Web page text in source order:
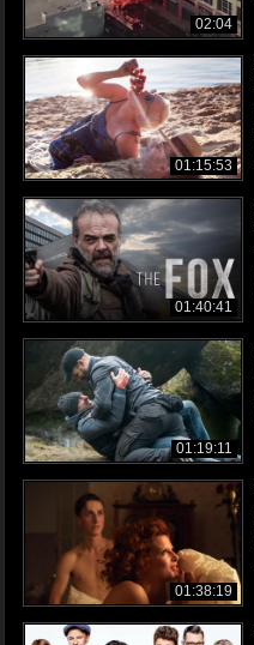
02:04
01:15:53
01:40:41
01:19:11
01:38:19